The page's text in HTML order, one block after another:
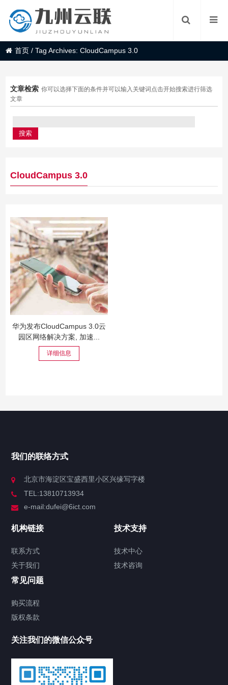
首页 /Tag Archives: CloudCampus 3.0
文章检索 你可以选择下面的条件并可以输入关键词点击开始搜索进行筛选
文章
CloudCampus 3.0
华为发布CloudCampus 3.0云
园区网络解决方案, 加速...
详细信息
我们的联络方式
北京市海淀区宝盛西里小区兴缘写字楼
TEL:13810713934
e-mail:dufei@6ict.com
机构链接
联系方式
关于我们
技术支持
技术中心
技术咨询
常见问题
购买流程
版权条款
关注我们的微信公众号